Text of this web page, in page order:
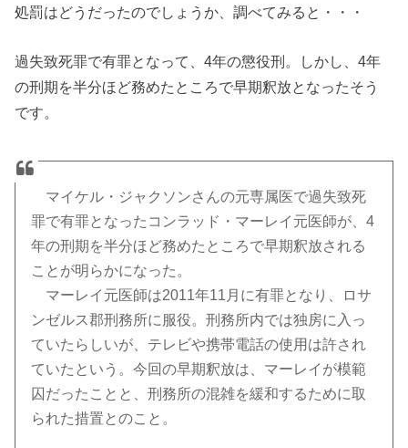
処罰はどうだったのでしょうか、調べてみると・・・
過失致死罪で有罪となって、4年の懲役刑。しかし、4年
の刑期を半分ほど務めたところで早期釈放となったそう
です。
マイケル・ジャクソンさんの元専属医で過失致死
罪で有罪となったコンラッド・マーレイ元医師が、4
年の刑期を半分ほど務めたところで早期釈放される
ことが明らかになった。
マーレイ元医師は2011年11月に有罪となり、ロサ
ンゼルス郡刑務所に服役。刑務所内では独房に入っ
ていたらしいが、テレビや携帯電話の使用は許され
ていたという。今回の早期釈放は、マーレイが模範
囚だったことと、刑務所の混雑を緩和するために取
られた措置とのこと。